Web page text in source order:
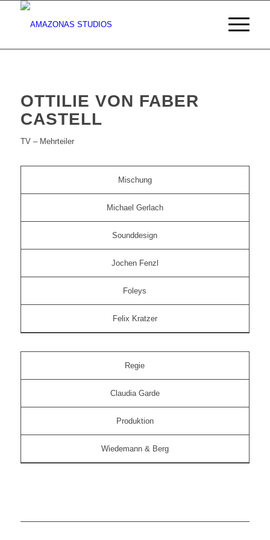
OTTILIE VON FABER
CASTELL
TV – Mehrteiler
Mischung
Michael Gerlach
Sounddesign
Jochen Fenzl
Foleys
Felix Kratzer
Regie
Claudia Garde
Produktion
Wiedemann & Berg